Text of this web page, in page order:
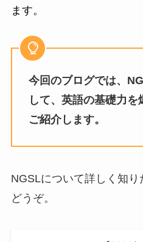
ます。
今回のブログでは、
して、英語の基礎力
ご紹介します。
NGSLについて詳しく知
どうぞ。